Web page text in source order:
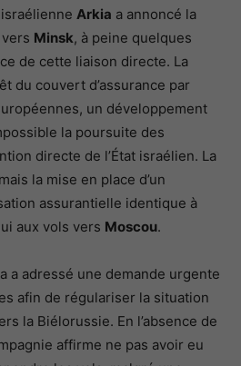
Arkia a annoncé la
Minsk, à peine quelques
de cette liaison directe. La
du couvert d’assurance par
un développement
la poursuite des
directe de l’État israélien. La
la mise en place d’un
assurantielle identique à
aux vols vers Moscou.
a adressé une demande urgente
afin de régulariser la situation
la Biélorussie. En l’absence de
affirme ne pas avoir eu